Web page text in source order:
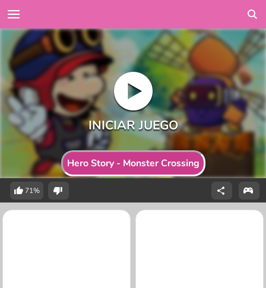
Hero Story - Monster Crossing
71%